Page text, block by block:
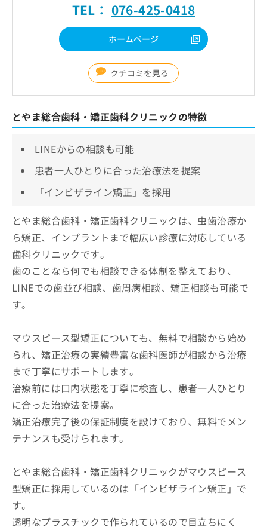
TEL： 076-425-0418
ホームページ
クチコミを見る
とやま総合歯科・矯正歯科クリニックの特徴
LINEからの相談も可能
患者一人ひとりに合った治療法を提案
「インビザライン矯正」を採用
とやま総合歯科・矯正歯科クリニックは、虫歯治療か
ら矯正、インプラントまで幅広い診療に対応している
歯科クリニックです。
歯のことなら何でも相談できる体制を整えており、
LINEでの歯並び相談、歯周病相談、矯正相談も可能で
す。
マウスピース型矯正についても、無料で相談から始め
られ、矯正治療の実績豊富な歯科医師が相談から治療
まで丁寧にサポートします。
治療前には口内状態を丁寧に検査し、患者一人ひとり
に合った治療法を提案。
矯正治療完了後の保証制度を設けており、無料でメン
テナンスも受けられます。
とやま総合歯科・矯正歯科クリニックがマウスピース
型矯正に採用しているのは「インビザライン矯正」で
す。
透明なプラスチックで作られているので目立ちにく